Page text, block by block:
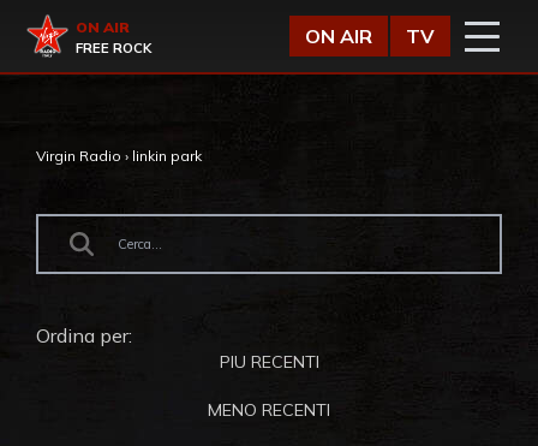
Virgin Radio
ON AIR
FREE ROCK
ON AIR TV
Virgin Radio › linkin park
Ordina per:
PIU RECENTI
MENO RECENTI